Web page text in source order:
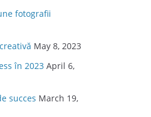
fotografii
May 8, 2023
în 2023 April 6,
succes March 19,